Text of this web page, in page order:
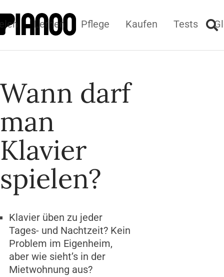
Lernen Pflege Kaufen Tests
Wann darf
man
Klavier
spielen?
Klavier üben zu jeder
Tages- und Nachtzeit? Kein
Problem im Eigenheim,
aber wie sieht’s in der
Mietwohnung aus?